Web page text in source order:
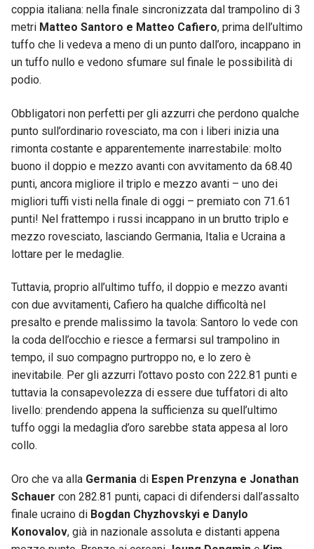
coppia italiana: nella finale sincronizzata dal trampolino di 3
metri Matteo Santoro e Matteo Cafiero, prima dell’ultimo
tuffo che li vedeva a meno di un punto dall’oro, incappano in
un tuffo nullo e vedono sfumare sul finale le possibilità di
podio.
Obbligatori non perfetti per gli azzurri che perdono qualche
punto sull’ordinario rovesciato, ma con i liberi inizia una
rimonta costante e apparentemente inarrestabile: molto
buono il doppio e mezzo avanti con avvitamento da 68.40
punti, ancora migliore il triplo e mezzo avanti – uno dei
migliori tuffi visti nella finale di oggi – premiato con 71.61
punti! Nel frattempo i russi incappano in un brutto triplo e
mezzo rovesciato, lasciando Germania, Italia e Ucraina a
lottare per le medaglie.
Tuttavia, proprio all’ultimo tuffo, il doppio e mezzo avanti
con due avvitamenti, Cafiero ha qualche difficoltà nel
presalto e prende malissimo la tavola: Santoro lo vede con
la coda dell’occhio e riesce a fermarsi sul trampolino in
tempo, il suo compagno purtroppo no, e lo zero è
inevitabile. Per gli azzurri l’ottavo posto con 222.81 punti e
tuttavia la consapevolezza di essere due tuffatori di alto
livello: prendendo appena la sufficienza su quell’ultimo
tuffo oggi la medaglia d’oro sarebbe stata appesa al loro
collo.
Oro che va alla Germania di Espen Prenzyna e Jonathan
Schauer con 282.81 punti, capaci di difendersi dall’assalto
finale ucraino di Bogdan Chyzhovskyi e Danylo
Konovalov, già in nazionale assoluta e distanti appena